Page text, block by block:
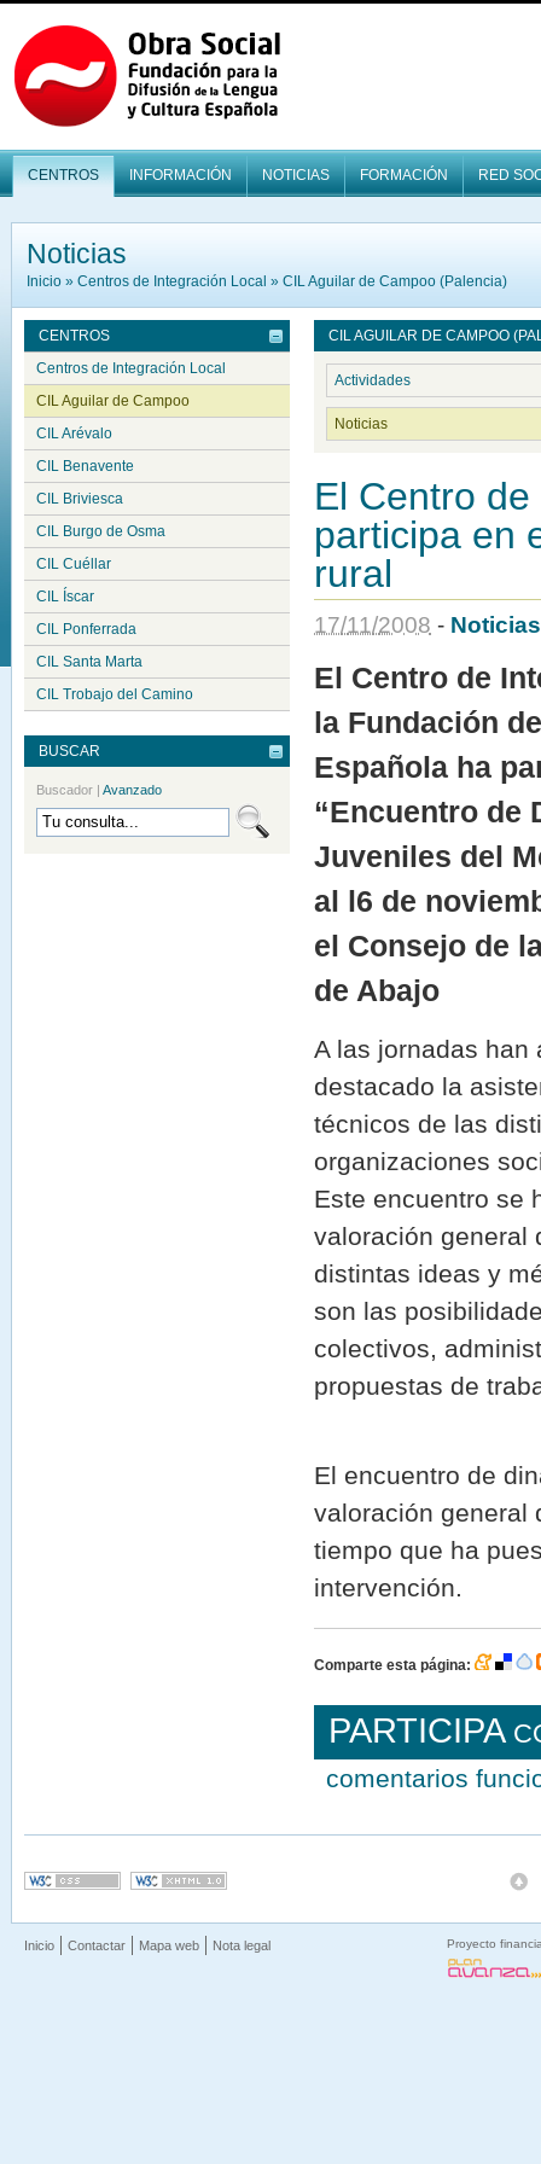
CENTROS INFORMACIÓN NOTICIAS FORMACIÓN RED
Noticias
Inicio » Centros de Integración Local » CIL Aguilar de Campoo (Palencia)
CENTROS
Centros de Integración Local
CIL Aguilar de Campoo
CIL Arévalo
CIL Benavente
CIL Briviesca
CIL Burgo de Osma
CIL Cuéllar
CIL Íscar
CIL Ponferrada
CIL Santa Marta
CIL Trobajo del Camino
BUSCAR
Buscador | Avanzado
CIL AGUILAR DE CAMPOO
Actividades
Noticias
El Centro
participa en
rural
17/11/2008 - Noticias
El Centro de
la Fundación
Española ha
“Encuentro de
Juveniles del
al l6 de
el Consejo de
de Abajo
A las jornadas han
destacado la
técnicos de las
organizaciones
Este encuentro se
valoración general
distintas ideas y
son las
colectivos,
propuestas de
El encuentro de
valoración general
tiempo que ha
intervención.
Comparte esta página:
PARTICIPA
comentarios
Inicio Contactar Mapa web Nota legal Proyecto